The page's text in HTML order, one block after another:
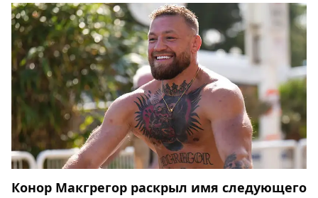
Конор Макгрегор раскрыл имя следующего